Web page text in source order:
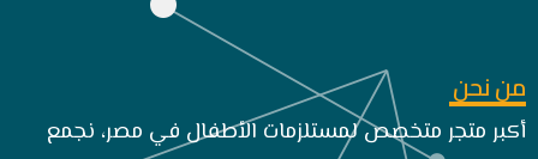
من نحن
أكبر متجر متخصص لمستلزمات الأطفال في مصر، نجمع